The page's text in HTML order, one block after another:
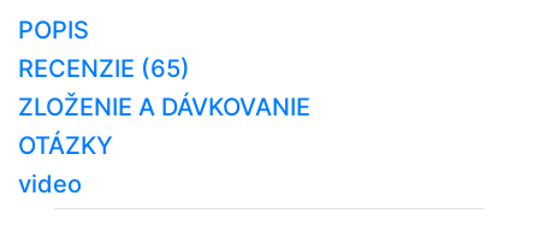
POPIS
RECENZIE (65)
ZLOŽENIE A DÁVKOVANIE
OTÁZKY
video